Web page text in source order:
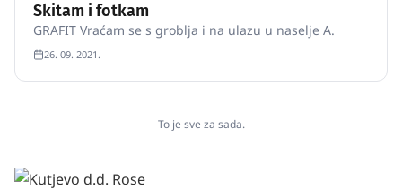
Skitam i fotkam
GRAFIT Vraćam se s groblja i na ulazu u naselje A.
26. 09. 2021.
To je sve za sada.